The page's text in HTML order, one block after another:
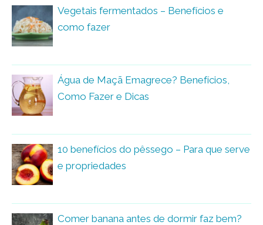
Vegetais fermentados – Benefícios e
como fazer
Água de Maçã Emagrece? Benefícios,
Como Fazer e Dicas
10 benefícios do pêssego – Para que serve
e propriedades
Comer banana antes de dormir faz bem?